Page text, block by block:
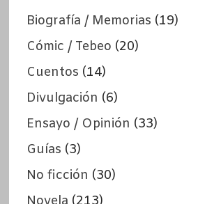
Biografía / Memorias (19)
Cómic / Tebeo (20)
Cuentos (14)
Divulgación (6)
Ensayo / Opinión (33)
Guías (3)
No ficción (30)